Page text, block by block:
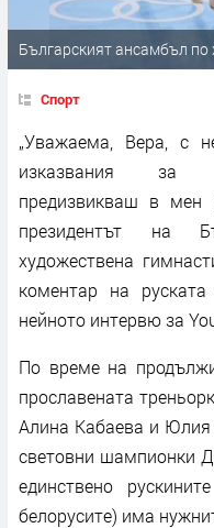
Българският ансамбъл по
Спорт
„Уважаема, Вера, с
изказвания за
предизвикваш в мен
президентът на
художествена
коментар на
нейното интервю за
По време на
прославената
Алина Кабаева и Юлия
световни шампионки
единствено
белорусите) има